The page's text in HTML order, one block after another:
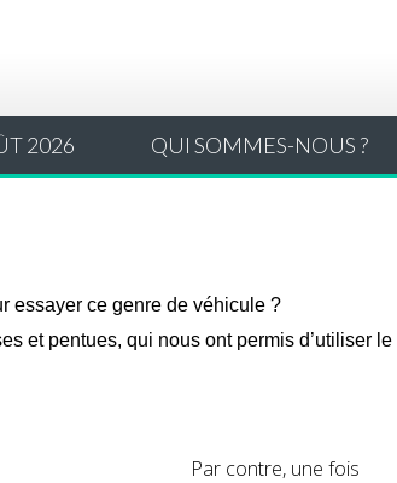
2026 QUI SOMMES-NOUS ?
essayer ce genre de véhicule ?
et pentues, qui nous ont permis d’utiliser le
Par contre, une fois